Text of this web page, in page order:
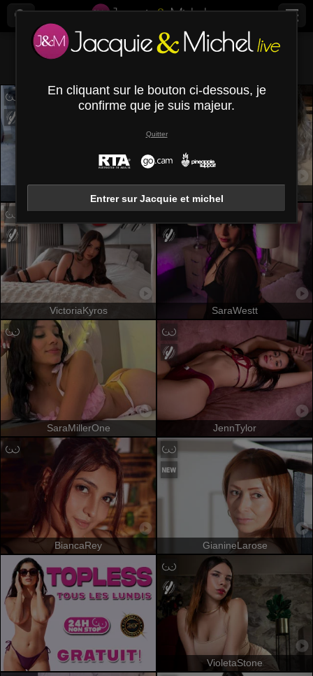
Tous (
LaJoker ElenaSaenz
VictoriaKyros SaraWestt
SaraMillerOne JennTylor
BiancaRey GianineLarose
VioletaStone
En cliquant sur le bouton ci-dessous, je
confirme que je suis majeur.
Quitter
Entrer sur Jacquie et michel